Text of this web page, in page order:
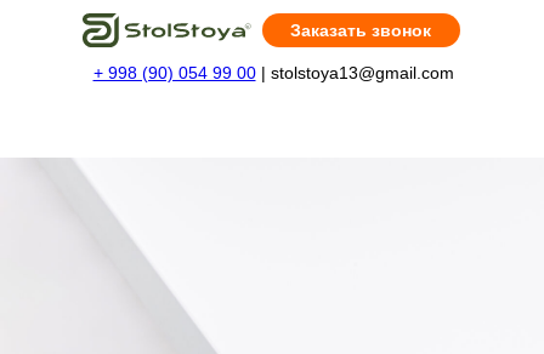
+ 998 (90) 054 99 00| stolstoya13@gmail.com
Заказать звонок